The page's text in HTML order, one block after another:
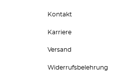
Kontakt
Karriere
Versand
Widerrufsbelehrung